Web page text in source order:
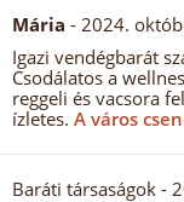
Mária - 2024.
Igazi vendégbarát
Csodálatos a
reggeli és vacsora
ízletes. A város
Baráti társaságok -